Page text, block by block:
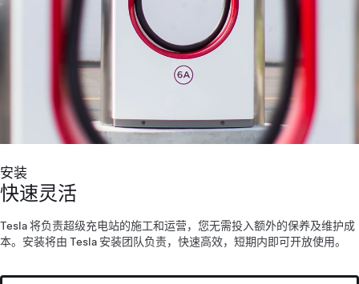
Tesla 将负责超级充电站的施工和运营，您无需投入额外的保养及维护成
本。安装将由 Tesla 安装团队负责，快速高效，短期内即可开放使用。
安装
快速灵活